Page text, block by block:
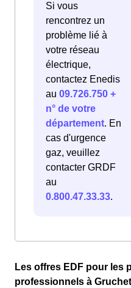
Si vous
rencontrez un
problème lié à
votre réseau
électrique,
contactez Enedis
au 09.726.750 +
n° de votre
département. En
cas d'urgence
gaz, veuillez
contacter GRDF
au
0.800.47.33.33.
Les offres EDF pour les
professionnels à